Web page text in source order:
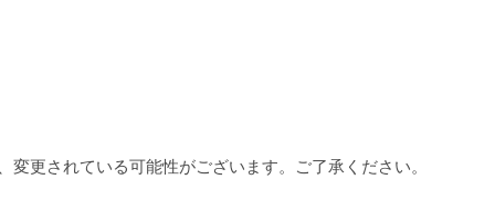
更されている可能性がございます。ご了承ください。